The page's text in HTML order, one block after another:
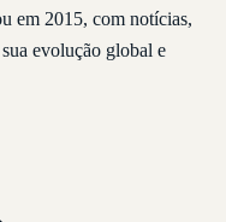
em 2015, com notícias,
evolução global e